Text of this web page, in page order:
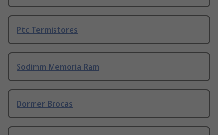
Ptc Termistores
Sodimm Memoria Ram
Dormer Brocas